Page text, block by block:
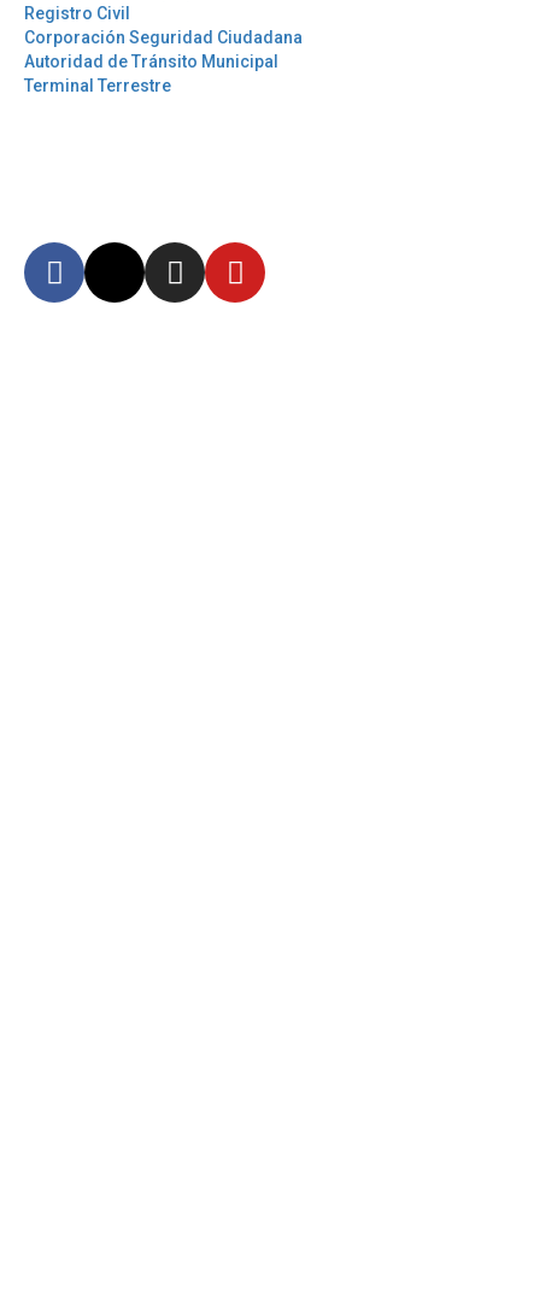
Registro Civil
Corporación Seguridad Ciudadana
Autoridad de Tránsito Municipal
Terminal Terrestre